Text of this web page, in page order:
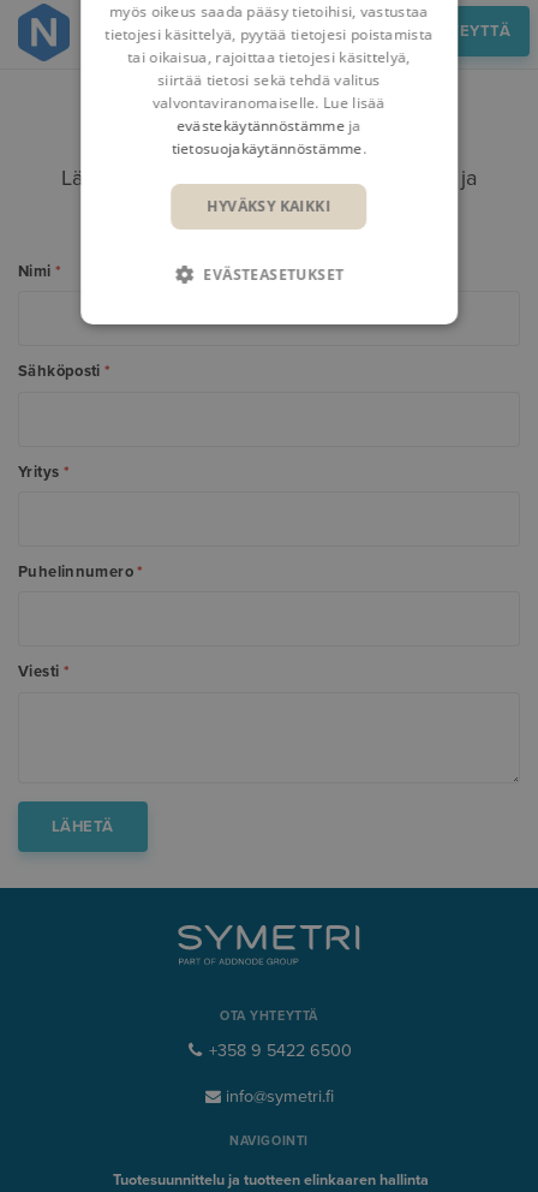
Ota yhteyttä OTA YHTEYTTÄ
OTA YHTEYTTÄ
Lähetä viesti alla olevan lomakkeen kautta ja
tiimimme jäsen ottaa sinuun yhteyttä.
Nimi *
Sähköposti*
Yritys *
Puhelinnumero*
Viesti *
OTA YHTEYTTÄ
+358 9 5422 6500
info@symetri.fi
NAVIGOINTI
Tuotesuunnittelu ja tuotteen elinkaaren hallinta
myös oikeus saada pääsy tietoihisi, vastustaa
tietojesi käsittelyä, pyytää tietojesi poistamista
tai oikaisua, rajoittaa tietojesi käsittelyä,
siirtää tietosi sekä tehdä valitus
valvontaviranomaiselle. Lue lisää
evästekäytännöstämme ja
tietosuojakäytännöstämme.
HYVÄKSY KAIKKI
EVÄSTEASETUKSET